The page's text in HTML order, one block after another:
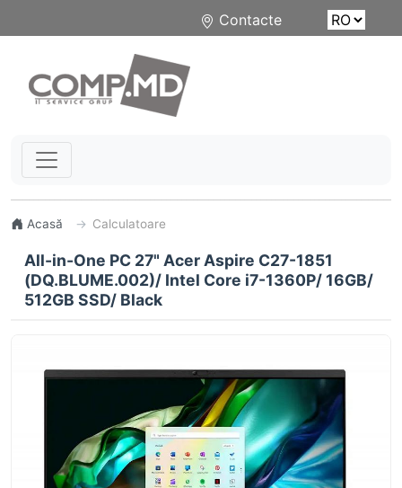
Contacte
Acasă Calculatoare
All-in-One PC 27" Acer Aspire C27-1851
(DQ.BLUME.002)/ Intel Core i7-1360P/ 16GB/
512GB SSD/ Black